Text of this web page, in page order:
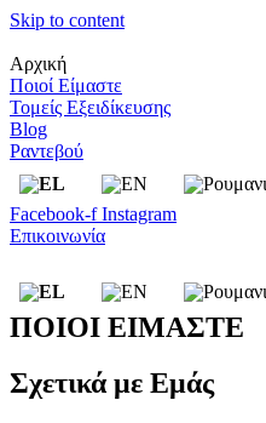
Skip to content
Αρχική
Ποιοί Είμαστε
Τομείς Εξειδίκευσης
Blog
Ραντεβού
Facebook-f Instagram
Επικοινωνία
ΠΟΙΟΙ ΕΙΜΑΣΤΕ
Σχετικά με Εμάς